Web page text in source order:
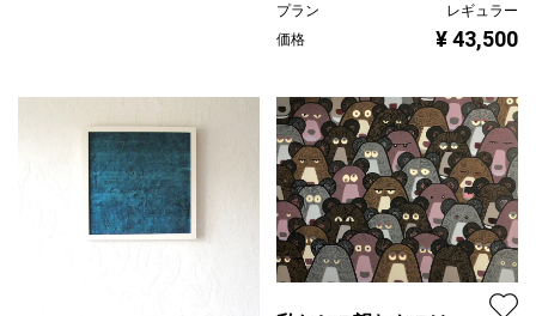
プラン
レギュラー
価格
¥ 43,500